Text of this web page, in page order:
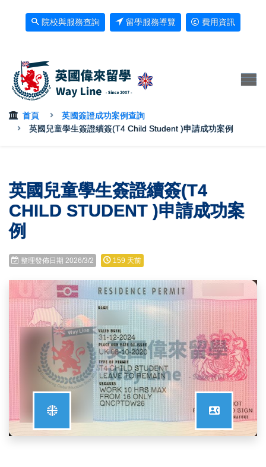
院校與服務查詢 留學服務導覽 費用資訊
首頁
英國簽證成功案例查詢
英國兒童學生簽證續簽(T4 Child Student )申請成功案例
英國兒童學生簽證續簽(T4
CHILD STUDENT )申請成功案
例
整理發佈日期 2026/3/2 159 天前